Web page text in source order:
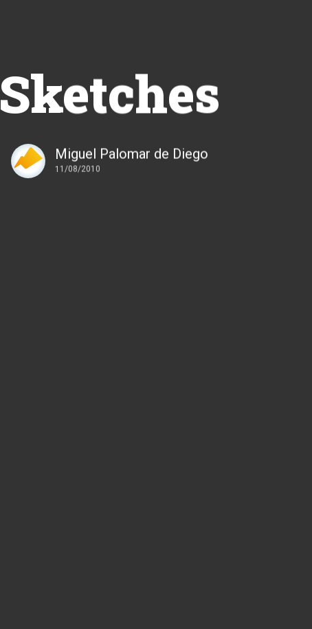
Sketches
Miguel Palomar de Diego
11/08/2010